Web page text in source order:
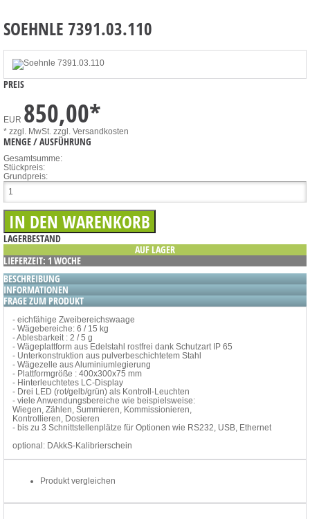
SOEHNLE 7391.03.110
PREIS
EUR 850,00*
* zzgl. MwSt. zzgl. Versandkosten
MENGE / AUSFÜHRUNG
Gesamtsumme:
Stückpreis:
Grundpreis:
LAGERBESTAND
AUF LAGER
LIEFERZEIT: 1 WOCHE
BESCHREIBUNG
INFORMATIONEN
FRAGE ZUM PRODUKT
- eichfähige Zweibereichswaage
- Wägebereiche: 6 / 15 kg
- Ablesbarkeit : 2 / 5 g
- Wägeplattform aus Edelstahl rostfrei dank Schutzart IP 65
- Unterkonstruktion aus pulverbeschichtetem Stahl
- Wägezelle aus Aluminiumlegierung
- Plattformgröße : 400x300x75 mm
- Hinterleuchtetes LC-Display
- Drei LED (rot/gelb/grün) als Kontroll-Leuchten
- viele Anwendungsbereiche wie beispielsweise:
Wiegen, Zählen, Summieren, Kommissionieren,
Kontrollieren, Dosieren
- bis zu 3 Schnittstellenplätze für Optionen wie RS232, USB, Ethernet
optional: DAkkS-Kalibrierschein
Produkt vergleichen